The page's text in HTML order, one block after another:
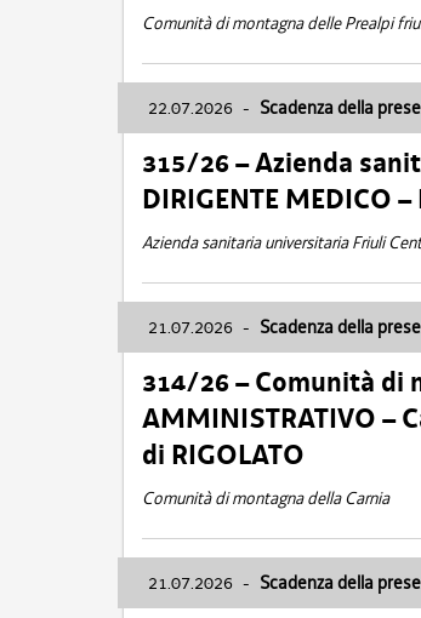
Comunità di montagna delle Prealpi
22.07.2026 - Scadenza della
315/26 – Azienda
DIRIGENTE MEDICO
Azienda sanitaria universitaria Friuli
21.07.2026 - Scadenza della
314/26 – Comunità di
AMMINISTRATIVO –
di RIGOLATO
Comunità di montagna della Carnia
21.07.2026 - Scadenza della